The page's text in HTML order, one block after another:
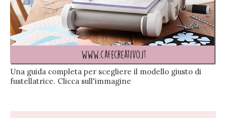
Una guida completa per scegliere il modello giusto di
fustellatrice. Clicca sull'immagine